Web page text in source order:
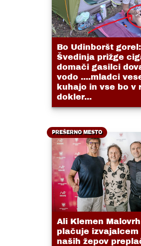
Bo Udinboršt
Švedinja prižge
domači gasilci
vodo ....mladci
kuhajo in vse bo v
dokler...
PREŠERNO MESTO
Ali Klemen Malovrh
plačuje izvajalcem
naših žepov